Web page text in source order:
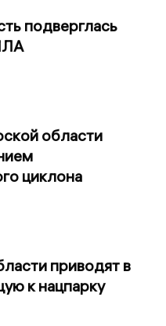
подверглась
области
циклона
приводят в
к нацпарку